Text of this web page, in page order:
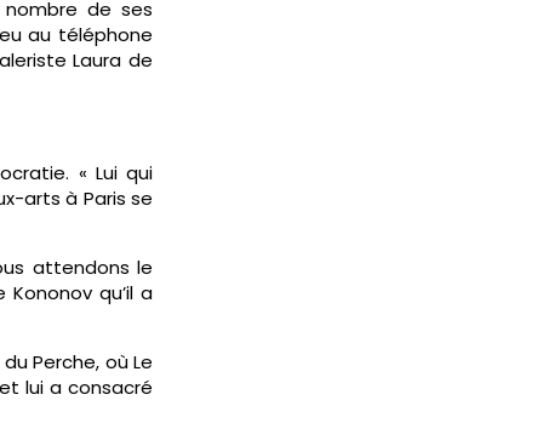
de ses
au téléphone
Laura de
« Lui qui
arts à Paris se
attendons le
qu’il a
Perche, où Le
lui a consacré